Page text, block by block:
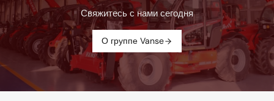
Свяжитесь с нами сегодня
О группе Vanse